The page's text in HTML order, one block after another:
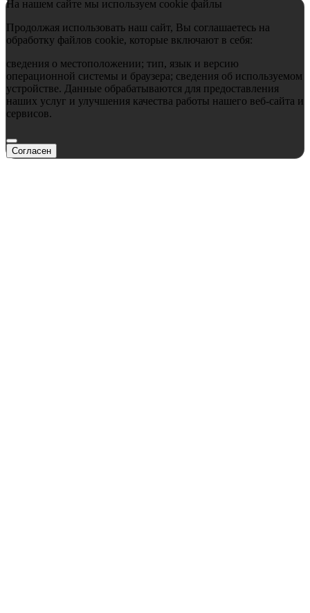
На нашем сайте мы используем cookie файлы
Продолжая использовать наш сайт, Вы соглашаетесь на
обработку файлов cookie, которые включают в себя:
сведения о местоположении; тип, язык и версию
операционной системы и браузера; сведения об используемом
устройстве. Данные обрабатываются для предоставления
наших услуг и улучшения качества работы нашего веб-сайта и
сервисов.
Согласен